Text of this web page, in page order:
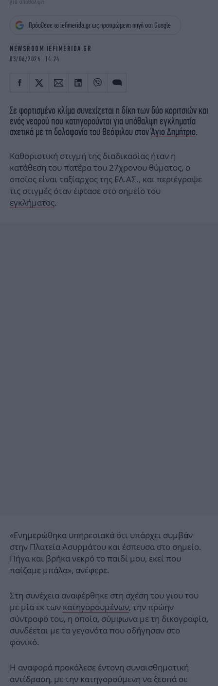
iBOOKS
OSCARS
NEWSLETTER
για υπόθαλψη
Πρόσθεσε το iefimerida.gr ως προτιμώμενη πηγή στη Google
NEWSROOM IEFIMERIDA.GR
03/06/2026 14:24
Σε φορτισμένο κλίμα συνεχίζεται η δίκη των δύο κοριτσιών και
ενός νεαρού που κατηγορούνται για υπόθαλψη εγκληματία
σχετικά με τη δολοφονία του Θεόφιλου στονΆγιο Δημήτριο.
Καθοριστική στιγμή της διαδικασίας ήταν η
κατάθεση του πατέρα του 27χρονου θύματος, ο
οποίος είναι ταξίαρχος της ΕΛ.ΑΣ., και περιέγραψε
τις στιγμές όταν έφτασε στο σημείο του
εγκλήματος.
«Ενημερώθηκα υπηρεσιακά ότι υπάρχει συμβάν
στην Πλατεία Ασυρμάτου και έσπευσα στο σημείο.
Πήγα και βρήκα νεκρό το παιδί μου, εκεί που
παίζαμε μπάλα», ανέφερε.
Στη συνέχεια αναφέρθηκε στη σχέση του γιου του
με μία εκ των κατηγορουμένων, την πρώην
σύντροφό του, η οποία, σύμφωνα με τη δικογραφία,
συνδέεται με τα γεγονότα που οδήγησαν στο
φονικό.
Η αναφορά προκάλεσε έντονη συναισθηματική
αντίδραση, με την κατηγορούμενη να ξεσπά σε